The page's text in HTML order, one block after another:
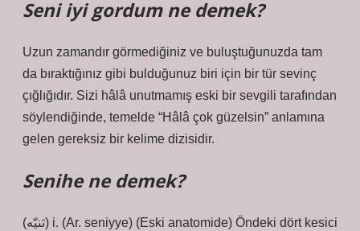
Seni iyi gordum ne demek?
Uzun zamandır görmediğiniz ve buluştuğunuzda tam
da bıraktığınız gibi bulduğunuz biri için bir tür sevinç
çığlığıdır. Sizi hâlâ unutmamış eski bir sevgili tarafından
söylendiğinde, temelde “Hâlâ çok güzelsin” anlamına
gelen gereksiz bir kelime dizisidir.
Senihe ne demek?
(ﺛﻨﻴّﻪ) i. (Ar. ѕeniyye) (Eski anatomide) Öndeki dört kesici